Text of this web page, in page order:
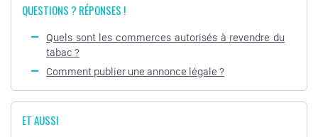
QUESTIONS ? RÉPONSES !
Quels sont les commerces autorisés à revendre du
tabac ?
Comment publier une annonce légale ?
ET AUSSI